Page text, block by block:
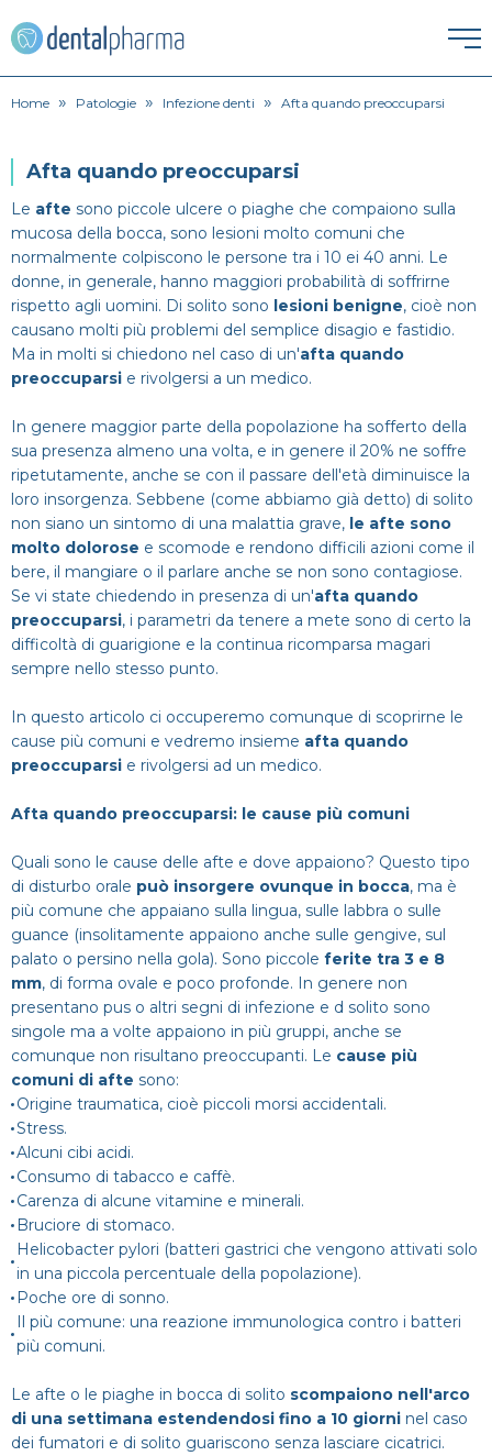
HOME
ESTETICA DENTALE
Corona dentale
Faccette Dentali
Intarsio dentale
Sbiancamento denti
IGIENE ORALE
Igiene orale
Lavare i denti
Pulizia denti
ORTODONZIA
Apparecchio
Endodonzia
Ortodonzia
PATOLOGIE
Alitosi
Bruxismo
Infezione denti
Mal di denti
Dentiera
Impianti
Ponte dentale
Protesi Dentali
SPECIALISTI
Dentista
Estero
Impianti dentali
CERCA
Home » Patologie » Infezione denti » Afta quando preoccuparsi
Afta quando preoccuparsi
Le afte sono piccole ulcere o piaghe che compaiono sulla
mucosa della bocca, sono lesioni molto comuni che
normalmente colpiscono le persone tra i 10 ei 40 anni. Le
donne, in generale, hanno maggiori probabilità di soffrirne
rispetto agli uomini. Di solito sono lesioni benigne, cioè non
causano molti più problemi del semplice disagio e fastidio.
Ma in molti si chiedono nel caso di un'afta quando
preoccuparsi e rivolgersi a un medico.
In genere maggior parte della popolazione ha sofferto della
sua presenza almeno una volta, e in genere il 20% ne soffre
ripetutamente, anche se con il passare dell'età diminuisce la
loro insorgenza. Sebbene (come abbiamo già detto) di solito
non siano un sintomo di una malattia grave, le afte sono
molto dolorose e scomode e rendono difficili azioni come il
bere, il mangiare o il parlare anche se non sono contagiose.
Se vi state chiedendo in presenza di un'afta quando
preoccuparsi, i parametri da tenere a mete sono di certo la
difficoltà di guarigione e la continua ricomparsa magari
sempre nello stesso punto.
In questo articolo ci occuperemo comunque di scoprirne le
cause più comuni e vedremo insieme afta quando
preoccuparsi e rivolgersi ad un medico.
Afta quando preoccuparsi: le cause più comuni
Quali sono le cause delle afte e dove appaiono? Questo tipo
di disturbo orale può insorgere ovunque in bocca, ma è
più comune che appaiano sulla lingua, sulle labbra o sulle
guance (insolitamente appaiono anche sulle gengive, sul
palato o persino nella gola). Sono piccole ferite tra 3 e 8
mm, di forma ovale e poco profonde. In genere non
presentano pus o altri segni di infezione e d solito sono
singole ma a volte appaiono in più gruppi, anche se
comunque non risultano preoccupanti. Le cause più
comuni di afte sono:
Origine traumatica, cioè piccoli morsi accidentali.
Stress.
Alcuni cibi acidi.
Consumo di tabacco e caffè.
Carenza di alcune vitamine e minerali.
Bruciore di stomaco.
Helicobacter pylori (batteri gastrici che vengono attivati solo
in una piccola percentuale della popolazione).
Poche ore di sonno.
Il più comune: una reazione immunologica contro i batteri
più comuni.
Le afte o le piaghe in bocca di solito scompaiono nell'arco
di una settimana estendendosi fino a 10 giorni nel caso
dei fumatori e di solito guariscono senza lasciare cicatrici.